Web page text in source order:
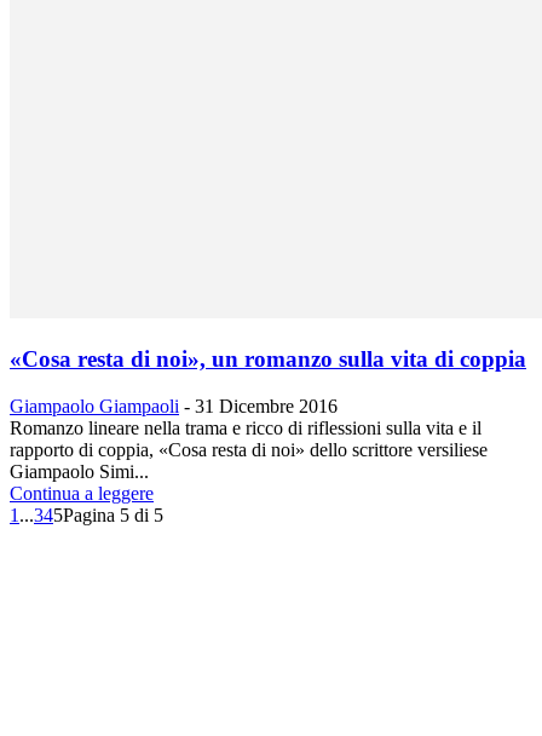
«Cosa resta di noi», un romanzo sulla vita di coppia
Giampaolo Giampaoli - 31 Dicembre 2016
Romanzo lineare nella trama e ricco di riflessioni sulla vita e il
rapporto di coppia, «Cosa resta di noi» dello scrittore versiliese
Giampaolo Simi...
Continua a leggere
1 ...345Pagina 5 di 5